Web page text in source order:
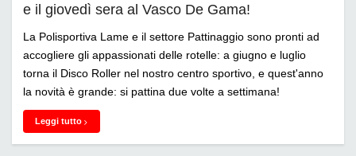
e il giovedì sera al Vasco De Gama!
La Polisportiva Lame e il settore Pattinaggio sono pronti ad
accogliere gli appassionati delle rotelle: a giugno e luglio
torna il Disco Roller nel nostro centro sportivo, e quest'anno
la novità è grande: si pattina due volte a settimana!
Leggi tutto